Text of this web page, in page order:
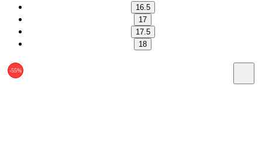
16.5
17
17.5
18
-55%